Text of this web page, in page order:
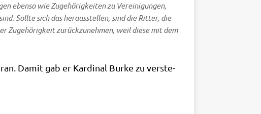
eben­so wie Zuge­hö­rig­kei­ten zu Ver­ei­ni­gun­gen,
Soll­te sich das her­aus­stel­len, sind die Rit­ter, die
Zuge­hö­rig­keit zurück­zu­neh­men, weil die­se mit dem
Damit gab er Kar­di­nal Bur­ke zu ver­ste­